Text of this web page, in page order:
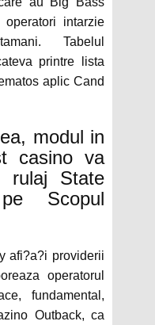
intarzie
Tabelul
printre lista
aplic Cand
modul in
casino va
rulaj State
Scopul
afi?a?i providerii
operatorul
fundamental,
Outback, ca